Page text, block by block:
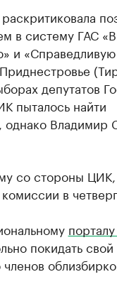
в систему ГАС
и «Справедливую
депутатов
пыталось найти
Владимир
со стороны
в четверг.
покидать